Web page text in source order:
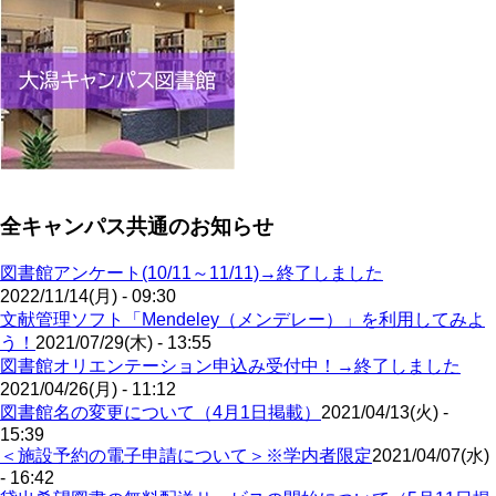
全キャンパス共通のお知らせ
図書館アンケート(10/11～11/11)→終了しました
2022/11/14(月) - 09:30
文献管理ソフト「Mendeley（メンデレー）」を利用してみよ
う！ 2021/07/29(木) - 13:55
図書館オリエンテーション申込み受付中！→終了しました
2021/04/26(月) - 11:12
図書館名の変更について（4月1日掲載） 2021/04/13(火) -
15:39
＜施設予約の電子申請について＞※学内者限定2021/04/07(水)
- 16:42